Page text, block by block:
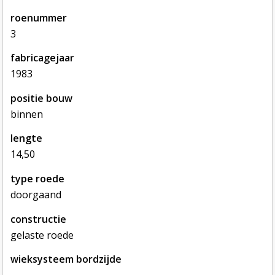
roenummer
3
fabricagejaar
1983
positie bouw
binnen
lengte
14,50
type roede
doorgaand
constructie
gelaste roede
wieksysteem bordzijde